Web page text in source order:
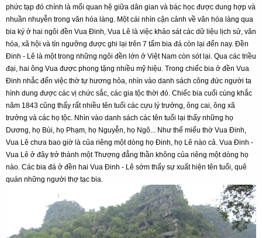
phức tạp đó chính là mối quan hệ giữa dân gian và bác học được dung hợp và
nhuần nhuyễn trong văn hóa làng. Một cái nhìn cận cảnh về văn hóa làng qua
bia ký ở hai ngôi đền Vua Đinh, Vua Lê là việc khảo sát các dữ liệu lịch sử, văn
hóa, xã hội và tín ngưỡng được ghi lại trên 7 tấm bia đá còn lại đến nay. Đền
Đinh - Lê là một trong những ngôi đền lớn ở Việt Nam còn sót lại. Qua các triều
đại, hai ông Vua được phong tặng nhiều mỹ hiệu. Trong chiếc bia ở đền Vua
Đinh nhắc đến việc thờ tự hương hỏa, nhìn vào danh sách công đức người ta
hình dung được các vị chức sắc, các gia tộc thời đó. Chiếc bia cuối cùng khắc
năm 1843 cũng thấy rất nhiều tên tuổi các cựu lý trưởng, ông cai, ông xã
trưởng và các họ tộc. Nhìn vào danh sách các tên tuổi lại thấy những họ
Dương, họ Bùi, họ Phạm, họ Nguyễn, họ Ngô... Như thế miếu thờ Vua Đinh,
Vua Lê chưa bao giờ là của riêng một dòng họ Đinh, họ Lê nào cả. Vua Đinh -
Vua Lê ở đây trở thành một Thượng đẳng thần không của riêng một dòng họ
nào. Các bia đá ở đền hai Vua Đinh - Lê sớm thấy sự xuất hiện tên tuổi, quê
quán những người thợ tạc bia.